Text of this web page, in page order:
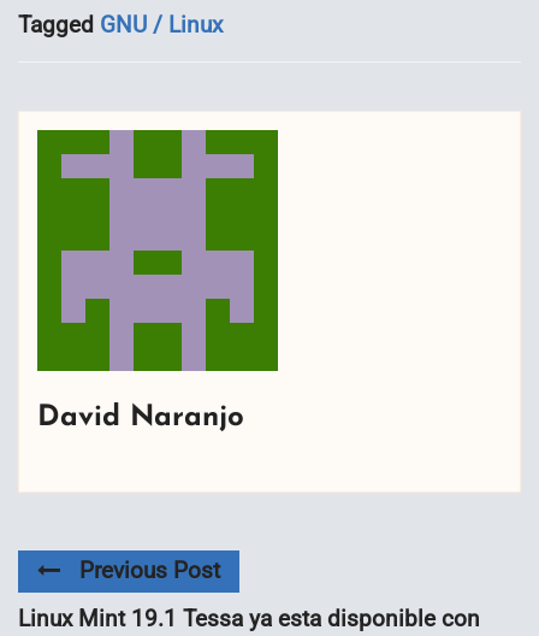
Tagged GNU / Linux
David Naranjo
Previous Post
Linux Mint 19.1 Tessa ya esta disponible con